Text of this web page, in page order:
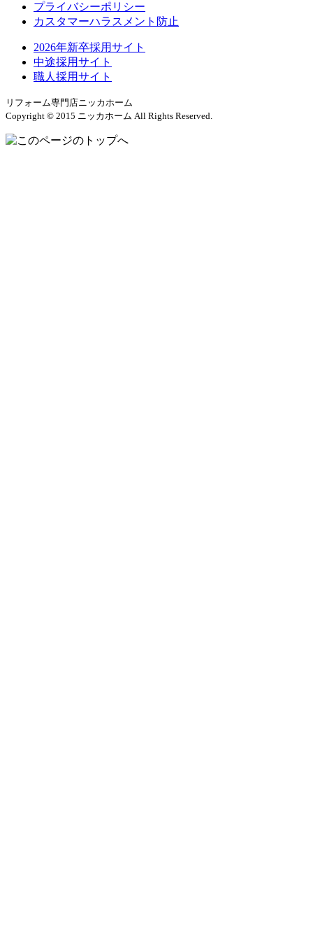
プライバシーポリシー
カスタマーハラスメント防止
2026年新卒採用サイト
中途採用サイト
職人採用サイト
リフォーム専門店ニッカホーム
Copyright © 2015 ニッカホーム All Rights Reserved.